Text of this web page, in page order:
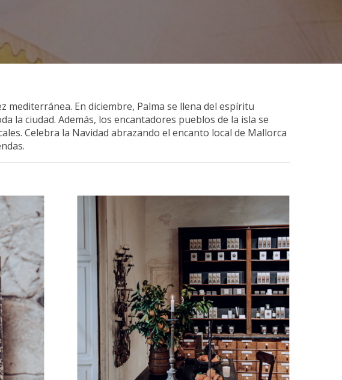
mediterránea. En diciembre, Palma se llena del espíritu
la ciudad. Además, los encantadores pueblos de la isla se
Celebra la Navidad abrazando el encanto local de Mallorca